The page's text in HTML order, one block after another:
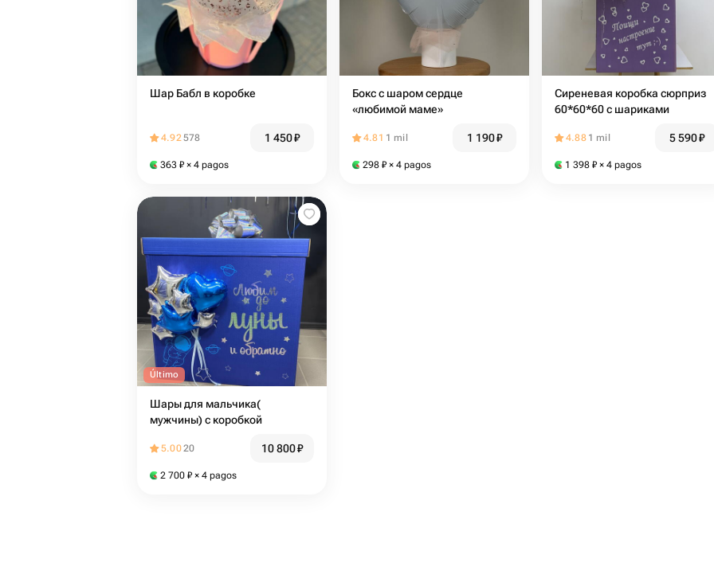
Шар Бабл в коробке
4.92578 1 450₽
363 ₽ × 4 pagos
Бокс с шаром сердце
«любимой маме»
4.81 1 mil 1 190₽
298 ₽ × 4 pagos
Сиреневая коробка сюрприз
60*60*60 с шариками
4.88 1 mil 5 590₽
1 398 ₽ × 4 pagos
Último
Шары для мальчика(
мужчины) с коробкой
5.0020 10 800₽
2 700 ₽ × 4 pagos